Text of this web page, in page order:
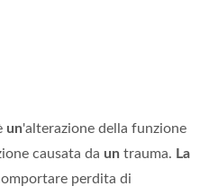
un'alterazione della funzione
causata da un trauma. La
perdita di